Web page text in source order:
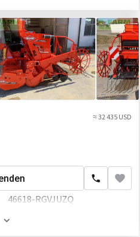
≈ 32 435 USD
46618-RGVJUZQ
30 mm